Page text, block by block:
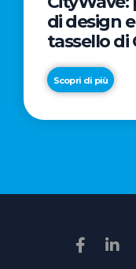
di design
tassello di
Scopri di più